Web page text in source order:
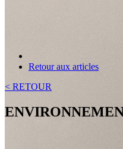
Retour aux articles
< RETOUR